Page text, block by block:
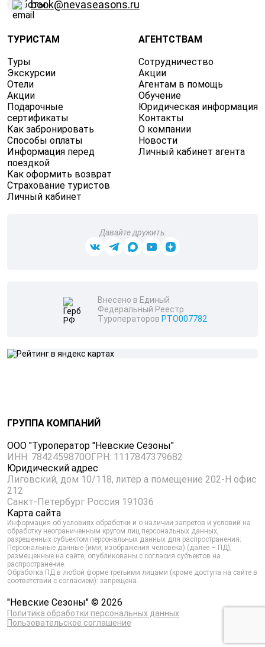
book@nevaseasons.ru
ТУРИСТАМ
Туры
Экскурсии
Отели
Акции
Подарочные
сертификаты
Как забронировать
Способы оплаты
Информация перед
поездкой
Как оформить возврат
Страхование туристов
Личный кабинет
АГЕНТСТВАМ
Сотрудничество
Акции
Агентам в помощь
Обучение
Юридическая информация
Контакты
О компании
Новости
Личный кабинет агента
ГРУППА КОМПАНИЙ
ООО "Туроператор "Невские Сезоны"
ИНН: 7842459870ОГРН: 1117847379682
Юридический адрес
Лиговский, дом 10/118, литер а помещение 202-Н офис
212
Санкт-Петербург Россия 191036
Карта сайта
Информация об условиях обработки и о наличии запретов и условий на
обработку неограниченным кругом лиц персональных данных,
разрешенных субъектом персональных данных для распространения:
Персональные данные (имя, изображения человека) (далее – ПД),
размещенные на сайте, опубликованы с согласия субъектов на
распространение.
Обработка ПД в любой форме третьими лицами (кроме доступа на сайте в
соответствии с согласием): запрещена.
"Невские Сезоны" © 2026
Политика обработки персональных данных
Пользовательское соглашение
Давайте дружить:
Внесено в Единый
Федеральный Реестр
Туроператоров РТО007782